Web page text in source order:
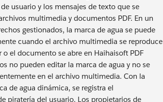
usuario y los mensajes de texto que se
multimedia y documentos PDF. En un
gestionados, la marca de agua se puede
cuando el archivo multimedia se reproduce
o el documento se abre en Haihaisoft PDF
no pueden editar la marca de agua y no se
en el archivo multimedia. Con la
de agua dinámica, se registra el
piratería del usuario. Los propietarios de